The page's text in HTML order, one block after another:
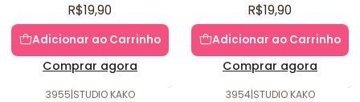
R$19,90
Adicionar ao Carrinho
Comprar agora
R$19,90
Adicionar ao Carrinho
Comprar agora
3955|STUDIO KAKO 3954|STUDIO KAKO